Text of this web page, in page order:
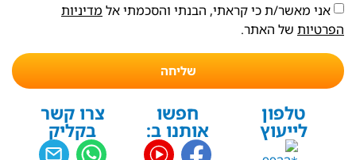
אני מאשר/ת כי קראתי, הבנתי והסכמתי אל מדיניות
הפרטיות של האתר.
שליחה
טלפון
לייעוץ
חפשו
אותנו ב:
צרו קשר
בקליק